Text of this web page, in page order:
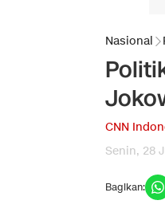
Nasional
CNN
Senin, 28
Bagikan: